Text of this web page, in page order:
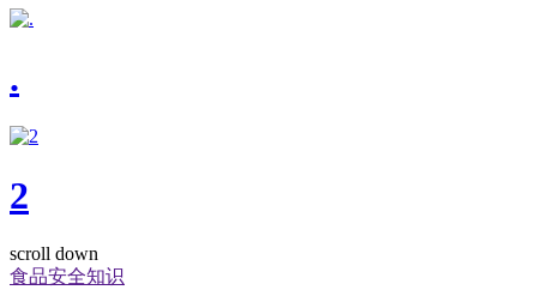
.
2
scroll down
食品安全知识